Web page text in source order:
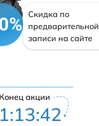
Скидка по
предварительной
записи на сайте
Конец акции